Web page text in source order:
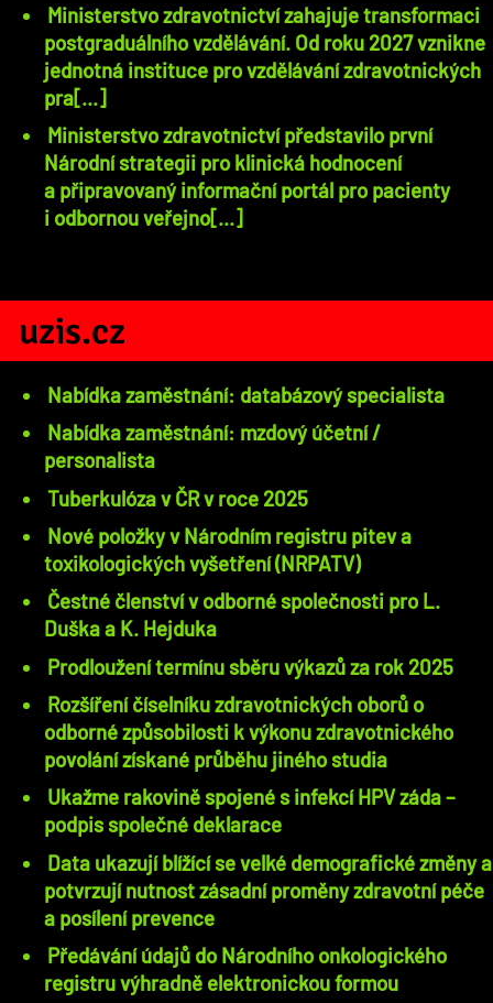
Ministerstvo zdravotnictví zahajuje transformaci
postgraduálního vzdělávání. Od roku 2027 vznikne
jednotná instituce pro vzdělávání zdravotnických
pra[...]
Ministerstvo zdravotnictví představilo první
Národní strategii pro klinická hodnocení
a připravovaný informační portál pro pacienty
i odbornou veřejno[...]
uzis.cz
Nabídka zaměstnání: databázový specialista
Nabídka zaměstnání: mzdový účetní /
personalista
Tuberkulóza v ČR v roce 2025
Nové položky v Národním registru pitev a
toxikologických vyšetření (NRPATV)
Čestné členství v odborné společnosti pro L.
Duška a K. Hejduka
Prodloužení termínu sběru výkazů za rok 2025
Rozšíření číselníku zdravotnických oborů o
odborné způsobilosti k výkonu zdravotnického
povolání získané průběhu jiného studia
Ukažme rakovině spojené s infekcí HPV záda –
podpis společné deklarace
Data ukazují blížící se velké demografické změny a
potvrzují nutnost zásadní proměny zdravotní péče
a posílení prevence
Předávání údajů do Národního onkologického
registru výhradně elektronickou formou